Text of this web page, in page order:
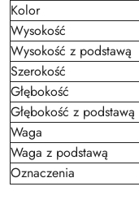
Kolor
Wysokość
Wysokość z podstawą
Szerokość
Głębokość
Głębokość z podstawą
Waga
Waga z podstawą
Oznaczenia